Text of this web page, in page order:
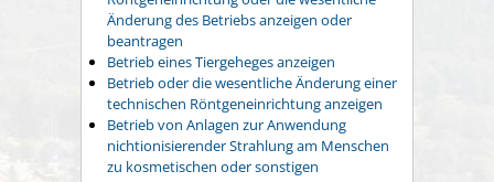
Änderung des Betriebs anzeigen oder
beantragen
Betrieb eines Tiergeheges anzeigen
Betrieb oder die wesentliche Änderung einer
technischen Röntgeneinrichtung anzeigen
Betrieb von Anlagen zur Anwendung
nichtionisierender Strahlung am Menschen
zu kosmetischen oder sonstigen